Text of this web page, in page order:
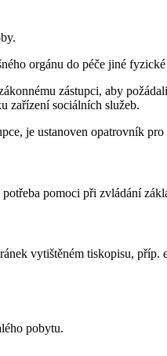
orgánu do péče jiné
zástupci, aby
zařízení sociálních služeb.
je ustanoven opatrovník
pomoci při zvládání
vytištěném tiskopisu,
pobytu.